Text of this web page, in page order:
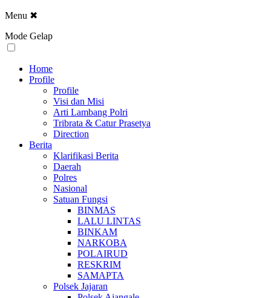
Menu ✖
Mode Gelap
Home
Profile
Profile
Visi dan Misi
Arti Lambang Polri
Tribrata & Catur Prasetya
Direction
Berita
Klarifikasi Berita
Daerah
Polres
Nasional
Satuan Fungsi
BINMAS
LALU LINTAS
BINKAM
NARKOBA
POLAIRUD
RESKRIM
SAMAPTA
Polsek Jajaran